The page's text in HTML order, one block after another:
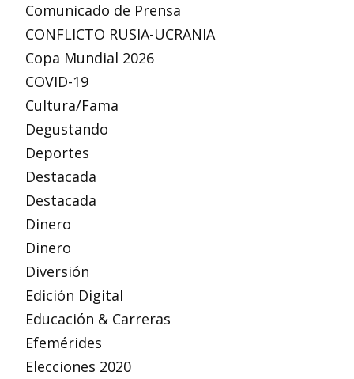
Comunicado de Prensa
CONFLICTO RUSIA-UCRANIA
Copa Mundial 2026
COVID-19
Cultura/Fama
Degustando
Deportes
Destacada
Destacada
Dinero
Dinero
Diversión
Edición Digital
Educación & Carreras
Efemérides
Elecciones 2020